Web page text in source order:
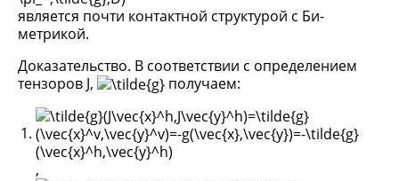
является почти контактной структурой с Би-
метрикой.
Доказательство. В соответствии с определением
тензоров J,
получаем:
,